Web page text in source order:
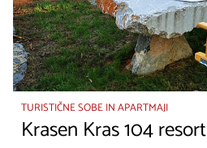
TURISTIČNE SOBE IN APARTMAJI
Krasen Kras 104 resort